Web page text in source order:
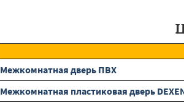
Межкомнатная дверь ПВХ
Межкомнатная пластиковая дверь